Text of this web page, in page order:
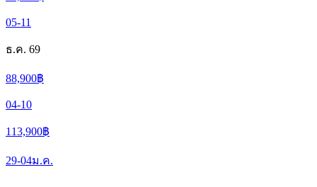
05-11
ธ.ค. 69
88,900฿
04-10
113,900฿
29-04ม.ค.